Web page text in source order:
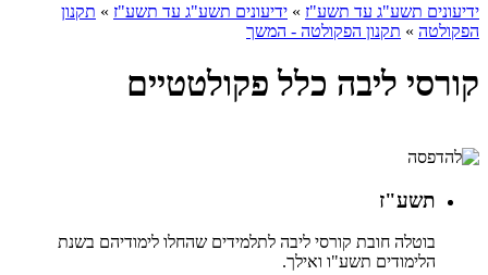
ידיעונים תשע"ג עד תשע"ז » ידיעונים תשע"ג עד תשע"ז » תקנון
הפקולטה » תקנון הפקולטה - המשך
קורסי ליבה כלל פקולטטיים
תשע"ז
בוטלה חובת קורסי ליבה לתלמידים שהחלו לימודיהם בשנת
הלימודים תשע"ו ואילך.